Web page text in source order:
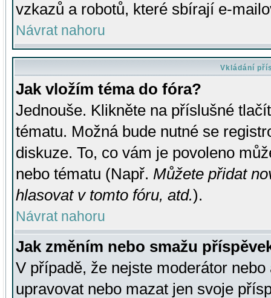
vzkazů a robotů, které sbírají e-
Návrat nahoru
Vkládání
Jak vložím téma do fóra?
Jednouše. Klikněte na příslušné
tématu. Možná bude nutné se
diskuze. To, co vám je povoleno
nebo tématu (Např. Můžete přidat
hlasovat v tomto fóru, atd.).
Návrat nahoru
Jak změním nebo smažu
V případě, že nejste moderátor
upravovat nebo mazat jen svoje